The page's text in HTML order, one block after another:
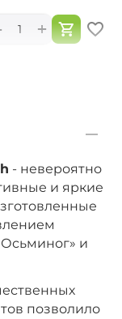
+
+
10 мм
Мульти Фрукт
+
- невероятно
и яркие
и
позволило